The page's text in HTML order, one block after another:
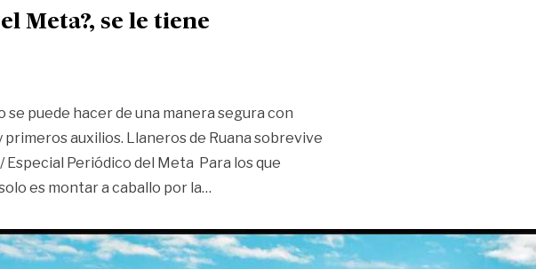
Meta?, se le tiene
se puede hacer de una manera segura con
auxilios. Llaneros de Ruana sobrevive
Especial Periódico del Meta Para los que
es montar a caballo por la…